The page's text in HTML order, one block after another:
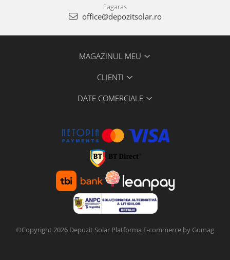
Fagaras
office@depozitsolar.ro
MAGAZINUL MEU
CLIENTI
DATE COMERCIALE
©Copyright 2026 Depozit Solar Platforma E-commerce by Gomag